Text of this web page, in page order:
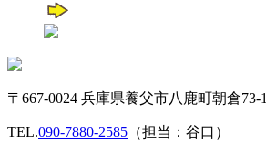
〒667-0024 兵庫県養父市八鹿町朝倉73-1
TEL.090-7880-2585 （担当：谷口）